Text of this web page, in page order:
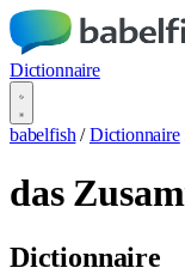
Dictionnaire
babelfish / Dictionnaire
das
Dictionnaire